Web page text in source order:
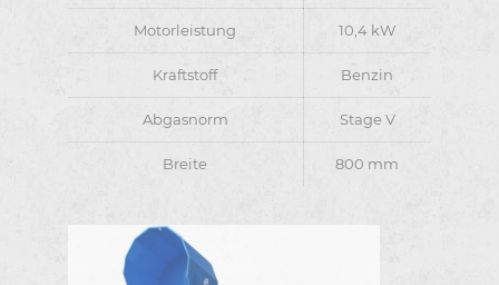
Motorleistung 10,4 kW
Kraftstoff Benzin
Abgasnorm Stage V
Breite 800 mm